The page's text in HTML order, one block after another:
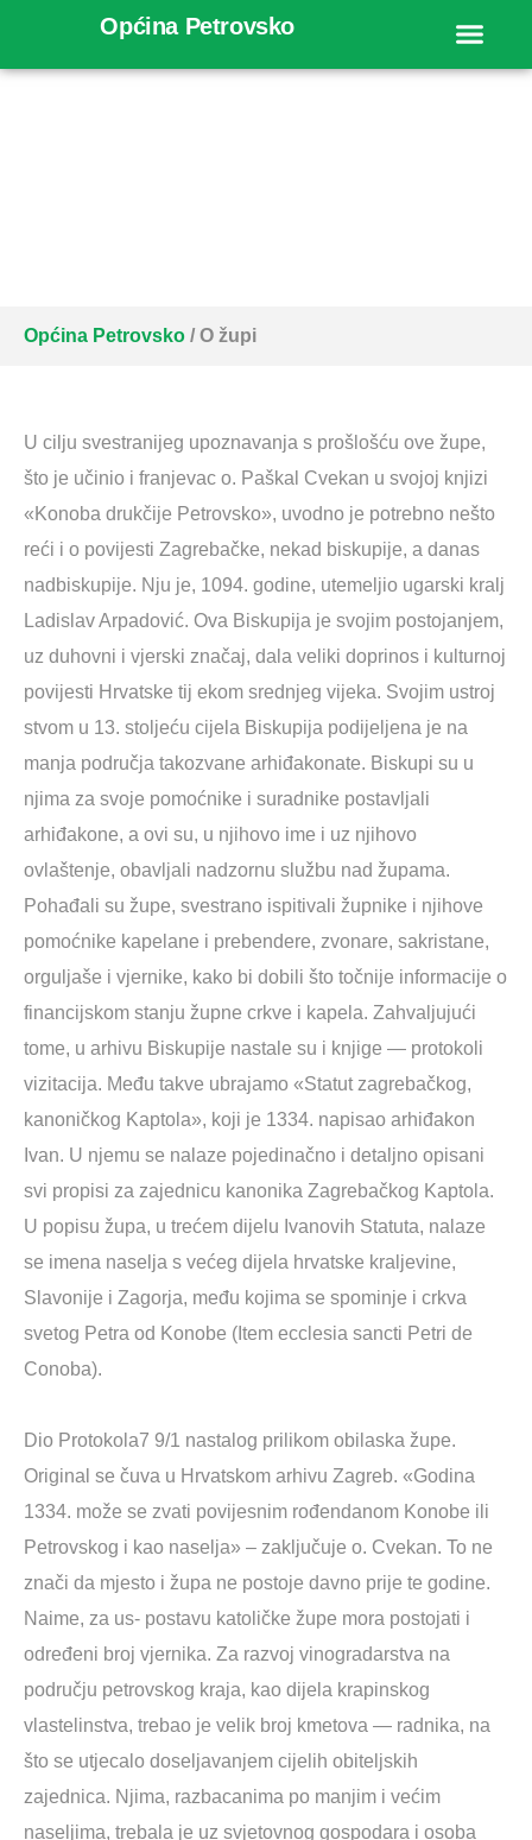
Općina Petrovsko
Općina Petrovsko / O župi
U cilju svestranijeg upoznavanja s prošlošću ove župe,
što je učinio i franjevac o. Paškal Cvekan u svojoj knjizi
«Konoba drukčije Petrovsko», uvodno je potrebno nešto
reći i o povijesti Zagrebačke, nekad biskupije, a danas
nadbiskupije. Nju je, 1094. godine, utemeljio ugarski kralj
Ladislav Arpadović. Ova Biskupija je svojim postojanjem,
uz duhovni i vjerski značaj, dala veliki doprinos i kulturnoj
povijesti Hrvatske tij ekom srednjeg vijeka. Svojim ustroj
stvom u 13. stoljeću cijela Biskupija podijeljena je na
manja područja takozvane arhiđakonate. Biskupi su u
njima za svoje pomoćnike i suradnike postavljali
arhiđakone, a ovi su, u njihovo ime i uz njihovo
ovlaštenje, obavljali nadzornu službu nad župama.
Pohađali su župe, svestrano ispitivali župnike i njihove
pomoćnike kapelane i prebendere, zvonare, sakristane,
orguljaše i vjernike, kako bi dobili što točnije informacije o
financijskom stanju župne crkve i kapela. Zahvaljujući
tome, u arhivu Biskupije nastale su i knjige — protokoli
vizitacija. Među takve ubrajamo «Statut zagrebačkog,
kanoničkog Kaptola», koji je 1334. napisao arhiđakon
Ivan. U njemu se nalaze pojedinačno i detaljno opisani
svi propisi za zajednicu kanonika Zagrebačkog Kaptola.
U popisu župa, u trećem dijelu Ivanovih Statuta, nalaze
se imena naselja s većeg dijela hrvatske kraljevine,
Slavonije i Zagorja, među kojima se spominje i crkva
svetog Petra od Konobe (Item ecclesia sancti Petri de
Conoba).
Dio Protokola7 9/1 nastalog prilikom obilaska župe.
Original se čuva u Hrvatskom arhivu Zagreb. «Godina
1334. može se zvati povijesnim rođendanom Konobe ili
Petrovskog i kao naselja» – zaključuje o. Cvekan. To ne
znači da mjesto i župa ne postoje davno prije te godine.
Naime, za us- postavu katoličke župe mora postojati i
određeni broj vjernika. Za razvoj vinogradarstva na
području petrovskog kraja, kao dijela krapinskog
vlastelinstva, trebao je velik broj kmetova — radnika, na
što se utjecalo doseljavanjem cijelih obiteljskih
zajednica. Njima, razbacanima po manjim i većim
naseljima, trebala je uz svjetovnog gospodara i osoba